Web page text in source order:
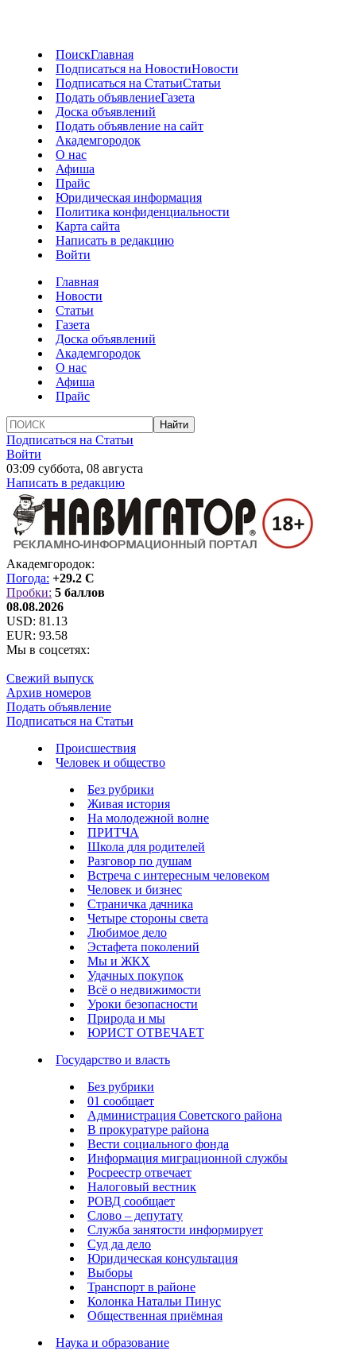
ПоискГлавная
Подписаться на НовостиНовости
Подписаться на СтатьиСтатьи
Подать объявлениеГазета
Доска объявлений
Подать объявление на сайт
Академгородок
О нас
Афиша
Прайс
Юридическая информация
Политика конфиденциальности
Карта сайта
Написать в редакцию
Войти
Главная
Новости
Статьи
Газета
Доска объявлений
Академгородок
О нас
Афиша
Прайс
Подписаться на Статьи
Войти
03:09 суббота, 08 августа
Написать в редакцию
Академгородок:
Погода: +29.2 C
Пробки: 5 баллов
08.08.2026
USD: 81.13
EUR: 93.58
Мы в соцсетях:
Свежий выпуск
Архив номеров
Подать объявление
Подписаться на Статьи
Происшествия
Человек и общество
Без рубрики
Живая история
На молодежной волне
ПРИТЧА
Школа для родителей
Разговор по душам
Встреча с интересным человеком
Человек и бизнес
Страничка дачника
Четыре стороны света
Любимое дело
Эстафета поколений
Мы и ЖКХ
Удачных покупок
Всё о недвижимости
Уроки безопасности
Природа и мы
ЮРИСТ ОТВЕЧАЕТ
Государство и власть
Без рубрики
01 сообщает
Администрация Советского района
В прокуратуре района
Вести социального фонда
Информация миграционной службы
Росреестр отвечает
Налоговый вестник
РОВД сообщает
Слово – депутату
Служба занятости информирует
Суд да дело
Юридическая консультация
Выборы
Транспорт в районе
Колонка Натальи Пинус
Общественная приёмная
Наука и образование